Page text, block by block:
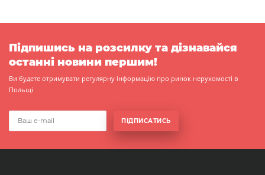
Підпишись на розсилку та дізнавайся
останні новини першим!
Ви будете отримувати регулярну інформацію про ринок нерухомості в
Польщі
ПІДПИСАТИСЬ